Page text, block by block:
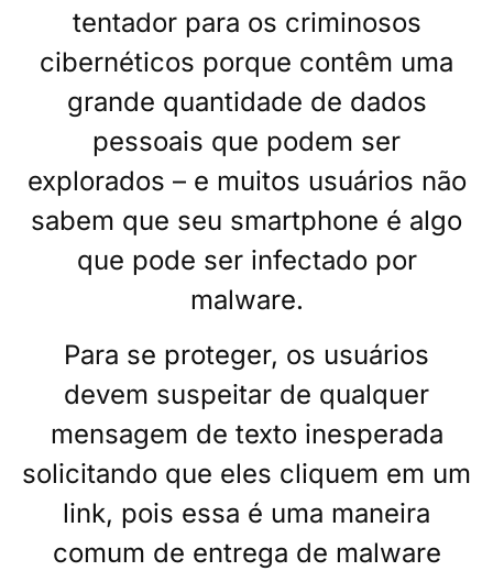
tentador para os criminosos
cibernéticos porque contêm uma
grande quantidade de dados
pessoais que podem ser
explorados – e muitos usuários não
sabem que seu smartphone é algo
que pode ser infectado por
malware.
Para se proteger, os usuários
devem suspeitar de qualquer
mensagem de texto inesperada
solicitando que eles cliquem em um
link, pois essa é uma maneira
comum de entrega de malware